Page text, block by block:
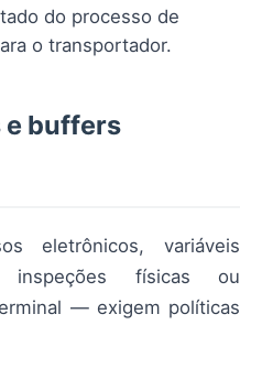
do processo de
o transportador.
e buffers
eletrônicos, variáveis
físicas ou
— exigem políticas